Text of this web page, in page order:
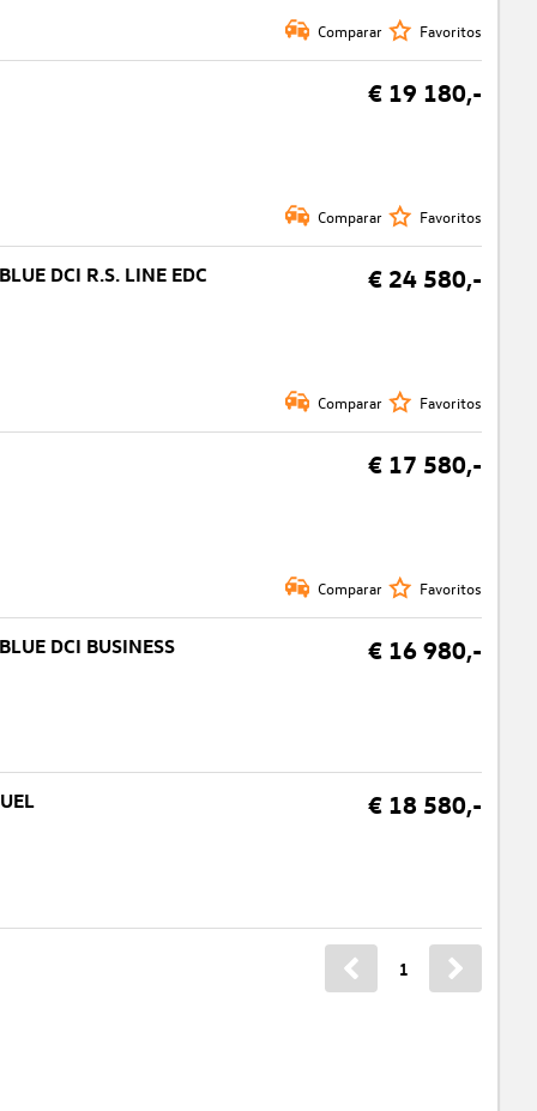
Comparar Favoritos
€ 19 180,-
Comparar Favoritos
DCI R.S. LINE EDC € 24 580,-
Comparar Favoritos
€ 17 580,-
Comparar Favoritos
DCI BUSINESS € 16 980,-
€ 18 580,-
1